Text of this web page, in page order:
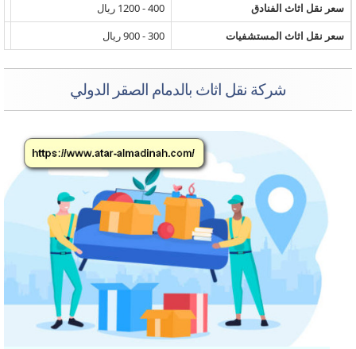
نقل اثاث الفنادق
400 - 1200 ريال
نقل اثاث المستشفيات
300 - 900 ريال
شركة نقل اثاث بالدمام الصقر الدولي